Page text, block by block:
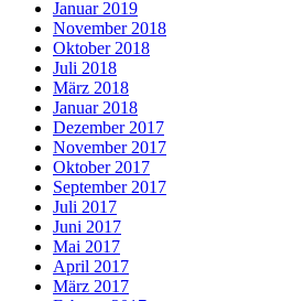
Januar 2019
November 2018
Oktober 2018
Juli 2018
März 2018
Januar 2018
Dezember 2017
November 2017
Oktober 2017
September 2017
Juli 2017
Juni 2017
Mai 2017
April 2017
März 2017